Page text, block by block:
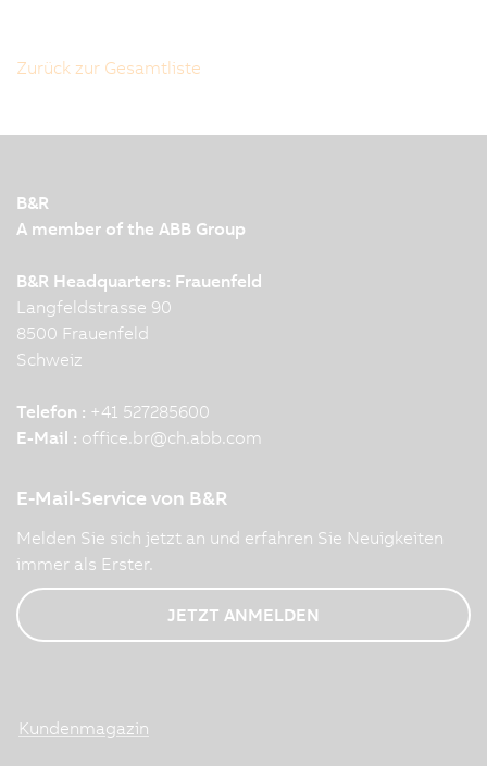
Zurück zur Gesamtliste
B&R
A member of the ABB Group
B&R Headquarters: Frauenfeld
Langfeldstrasse 90
8500 Frauenfeld
Schweiz
Telefon : +41 527285600
E-Mail : office.br@ch.abb.com
E-Mail-Service von B&R
Melden Sie sich jetzt an und erfahren Sie Neuigkeiten
immer als Erster.
JETZT ANMELDEN
Kundenmagazin